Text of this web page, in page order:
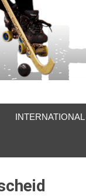
INTERNATIONAL